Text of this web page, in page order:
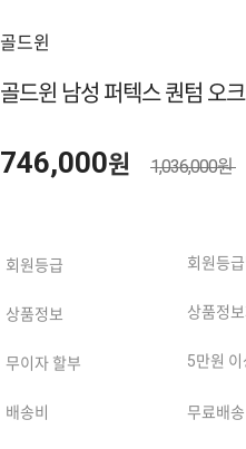
골드윈
골드윈 남성 퍼텍스 퀀텀 오
746,000원 1,036,000원
회원등급 회원등
상품정보 상품정
무이자 할부 5만원
배송비 무료배